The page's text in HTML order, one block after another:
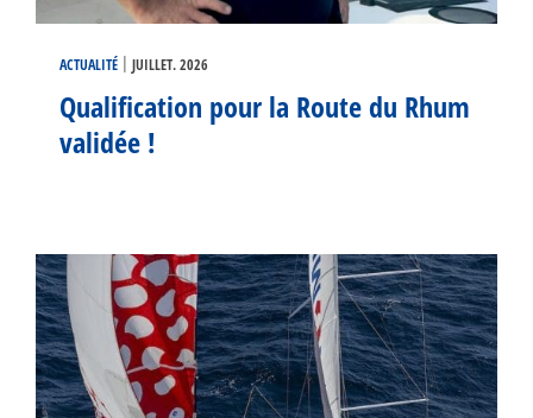
ACTUALITÉ | JUILLET. 2026
Qualification pour la Route du Rhum
validée !